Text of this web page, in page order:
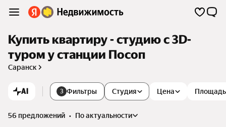
Купить квартиру - студию c 3D-
туром у станции Посоп
Саранск
AI 3 Фильтры Студия Цена Площадь
56 предложений •
по актуальности